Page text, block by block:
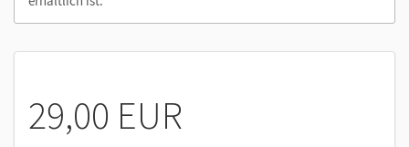
29,00 EUR